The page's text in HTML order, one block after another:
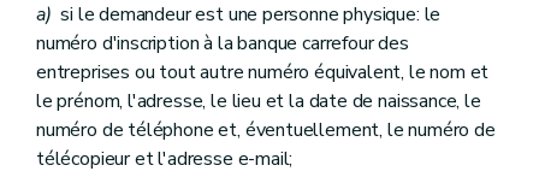
a) si le demandeur est une personne physique: le
numéro d'inscription à la banque carrefour des
entreprises ou tout autre numéro équivalent, le nom et
le prénom, l'adresse, le lieu et la date de naissance, le
numéro de téléphone et, éventuellement, le numéro de
télécopieur et l'adresse e-mail;